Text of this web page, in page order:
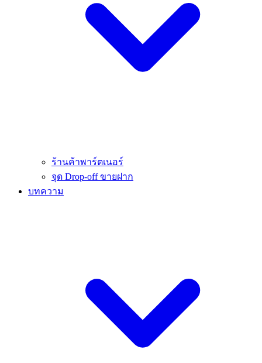
ร้านค้าพาร์ตเนอร์
จุด Drop-off ขายฝาก
บทความ